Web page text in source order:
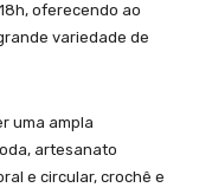
oferecendo ao
variedade de
uma ampla
artesanato
e circular, crochê e